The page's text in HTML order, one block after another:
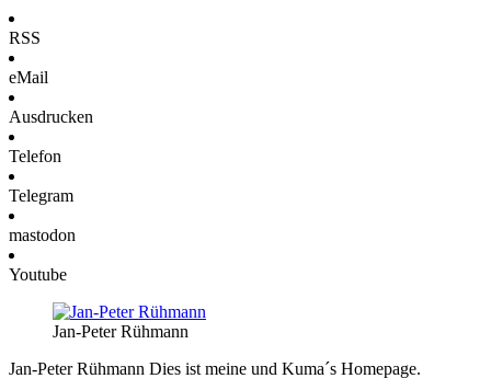
RSS
eMail
Ausdrucken
Telefon
Telegram
mastodon
Youtube
Jan-Peter Rühmann
Jan-Peter Rühmann Dies ist meine und Kuma´s Homepage.